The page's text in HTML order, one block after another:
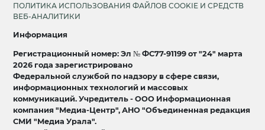
ПОЛИТИКА ИСПОЛЬЗОВАНИЯ ФАЙЛОВ COOKIE И СРЕДСТВ
ВЕБ-АНАЛИТИКИ
Информация
Регистрационный номер: Эл № ФС77-91199 от "24" марта
2026 года зарегистрировано
Федеральной службой по надзору в сфере связи,
информационных технологий и массовых
коммуникаций. Учредитель - ООО Информационная
компания "Медиа-Центр", АНО "Объединенная редакция
СМИ "Медиа Урала".